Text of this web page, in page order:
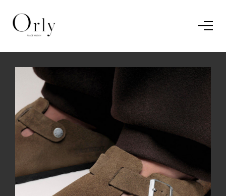
Home
Le concept
Le vestiaire
Restaurant
J'ai compris.